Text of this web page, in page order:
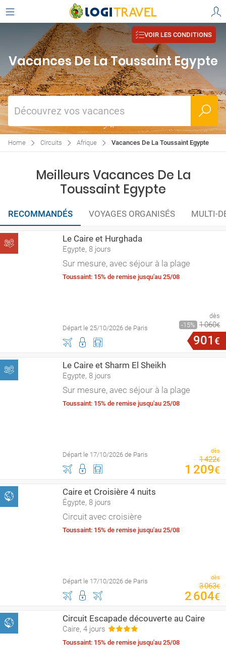
VOIR LES CONDITIONS
Vacances De La Toussaint Egypte
Découvrez vos vacances
Home Circuits Afrique Vacances De La Toussaint Egypte
Meilleurs Vacances De La
Toussaint Egypte
RECOMMANDÉS VOYAGES ORGANISÉS MULTI-
Le Caire et Hurghada
Egypte, 8 jours
Sur mesure, avec séjour à la plage
Toussaint: 15% de remise jusqu'au 25/08
Départ le 25/10/2026 de Paris
dès
15
1060€
901 €
Le Caire et Sharm El Sheikh
Egypte, 8 jours
Sur mesure, avec séjour à la plage
Toussaint: 15% de remise jusqu'au 25/08
Départ le 17/10/2026 de Paris dès
1422€
1 209€
Caire et Croisière 4 nuits
Égypte, 8 jours
Circuit avec croisière
Toussaint: 15% de remise jusqu'au 25/08
Départ le 17/10/2026 de Paris dès
3063€
2604€
Circuit Escapade découverte au Caire
Caire, 4 jours
Toussaint: 15% de remise jusqu'au 25/08